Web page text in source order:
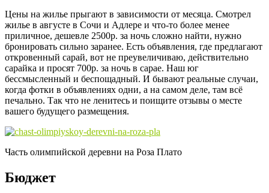
Цены на жилье прыгают в зависимости от месяца. Смотрел
жилье в августе в Сочи и Адлере и что-то более менее
приличное, дешевле 2500р. за ночь сложно найти, нужно
бронировать сильно заранее. Есть объявления, где предлагают
откровенный сарай, вот не преувеличиваю, действительно
сарайка и просят 700р. за ночь в сарае. Наш юг
бессмысленный и беспощадный. И бывают реальные случаи,
когда фотки в объявлениях одни, а на самом деле, там всё
печально. Так что не ленитесь и поищите отзывы о месте
вашего будущего размещения.
Часть олимпийской деревни на Роза Плато
Бюджет